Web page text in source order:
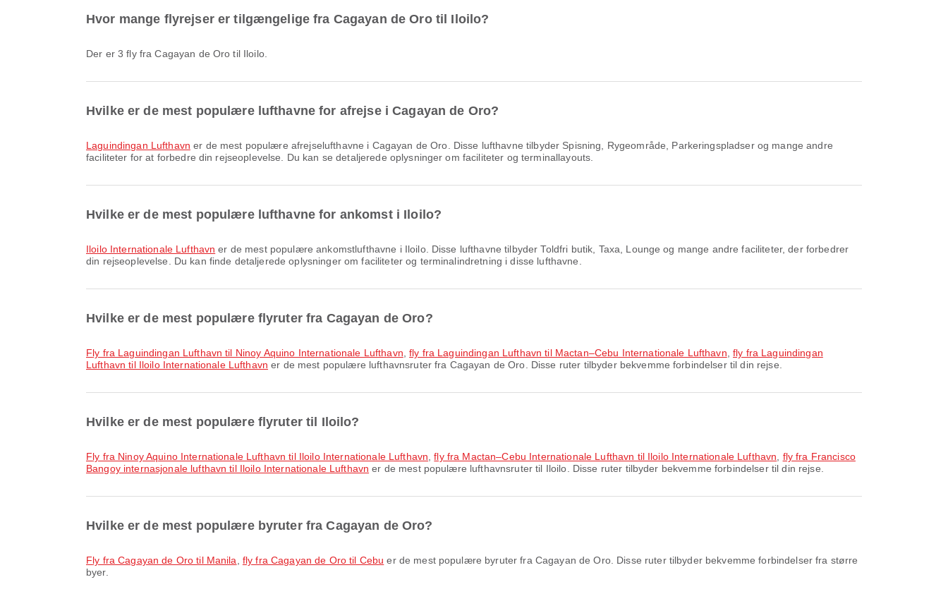
Hvor mange flyrejser er tilgængelige fra Cagayan de Oro til Iloilo?
Der er 3 fly fra Cagayan de Oro til Iloilo.
Hvilke er de mest populære lufthavne for afrejse i Cagayan de Oro?
Laguindingan Lufthavn er de mest populære afrejselufthavne i Cagayan de Oro. Disse lufthavne tilbyder Spisning, Rygeområde, Parkeringspladser og mange andre
faciliteter for at forbedre din rejseoplevelse. Du kan se detaljerede oplysninger om faciliteter og terminallayouts.
Hvilke er de mest populære lufthavne for ankomst i Iloilo?
Iloilo Internationale Lufthavn er de mest populære ankomstlufthavne i Iloilo. Disse lufthavne tilbyder Toldfri butik, Taxa, Lounge og mange andre faciliteter, der forbedrer
din rejseoplevelse. Du kan finde detaljerede oplysninger om faciliteter og terminalindretning i disse lufthavne.
Hvilke er de mest populære flyruter fra Cagayan de Oro?
fly fra Laguindingan Lufthavn til Ninoy Aquino Internationale Lufthavn ,fly fra Laguindingan Lufthavn til Mactan–Cebu Internationale Lufthavn ,fly fra Laguindingan
Lufthavn til Iloilo Internationale Lufthavn er de mest populære lufthavnsruter fra Cagayan de Oro. Disse ruter tilbyder bekvemme forbindelser til din rejse.
Hvilke er de mest populære flyruter til Iloilo?
fly fra Ninoy Aquino Internationale Lufthavn til Iloilo Internationale Lufthavn ,fly fra Mactan–Cebu Internationale Lufthavn til Iloilo Internationale Lufthavn
fly fra Francisco
Bangoy internasjonale lufthavn til Iloilo Internationale Lufthavn er de mest populære lufthavnsruter til Iloilo. Disse ruter tilbyder bekvemme forbindelser til din rejse.
Hvilke er de mest populære byruter fra Cagayan de Oro?
fly fra Cagayan de Oro til Manila fly fra Cagayan de Oro til Cebu er de mest populære byruter fra Cagayan de Oro. Disse ruter tilbyder bekvemme forbindelser fra større
byer.